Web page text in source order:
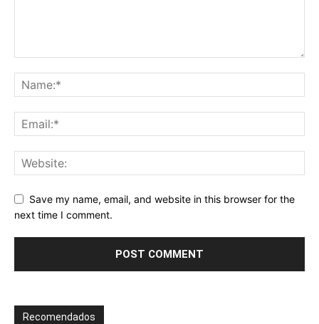
Save my name, email, and website in this browser for the
next time I comment.
Recomendados